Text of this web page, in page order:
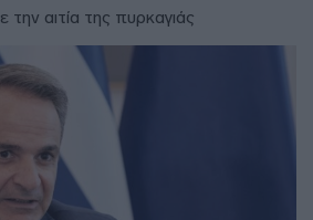
αιτία της πυρκαγιάς